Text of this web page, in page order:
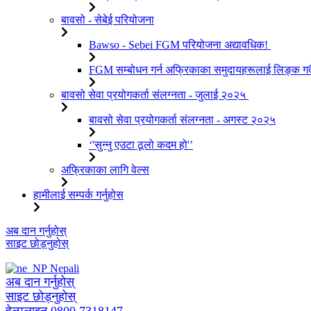
बावसो - सेबेई परियोजना
Bawso - Sebei FGM परियोजना अद्यावधिक!
FGM सम्बोधन गर्न अफ्रिकाका समुदायहरूलाई लिङ्क
बावसो सेवा प्रयोगकर्ता संलग्नता - जुलाई २०२५
बावसो सेवा प्रयोगकर्ता संलग्नता - अगस्ट २०२५
‘'सुन्नु एउटा ठूलो कदम हो'’
अफ्रिकाका लागि वेल्स
हामीलाई सम्पर्क गर्नुहोस
सामग्रीमा
जानुहोस्
अब दान गर्नुहोस्
साइट छोड्नुहोस्
Nepali
अब दान गर्नुहोस्
साइट छोड्नुहोस्